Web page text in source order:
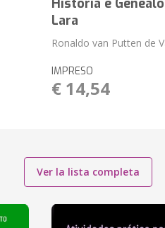
História e
Lara
Ronaldo van Putten de
IMPRESO
€ 14,54
Ver la lista completa